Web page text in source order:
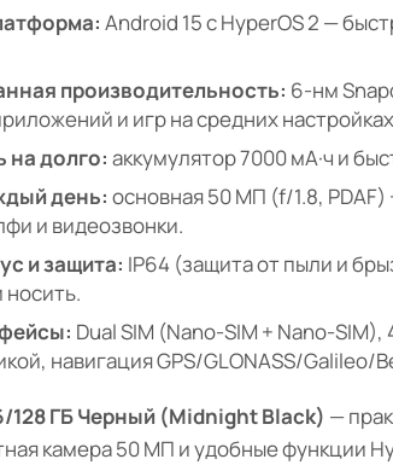
Android 15 с HyperOS 2 —
производительность: 6-нм
и игр на средних
на долго: аккумулятор 7000 мА·ч и
день: основная 50 МП (f/1.8,
и видеозвонки.
и защита: IP64 (защита от пыли и
Dual SIM (Nano-SIM + Nano-
навигация GPS/GLONASS/Galileo/
128 ГБ Черный (Midnight Black) —
камера 50 МП и удобные функции